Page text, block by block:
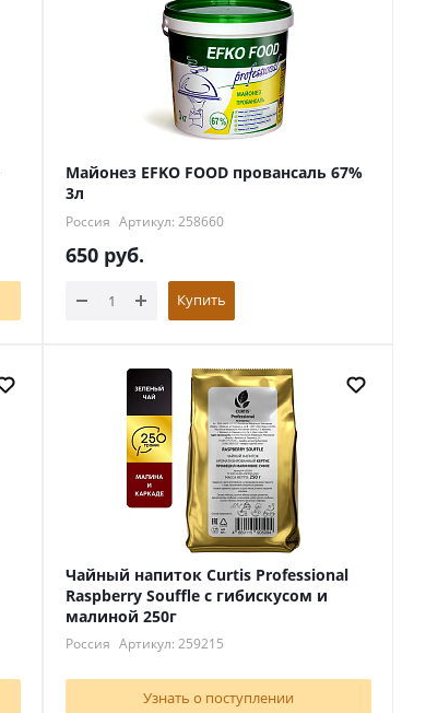
Майонез EFKO FOOD провансаль 67%
3л
Россия Артикул: 258660
650 руб.
Купить
Чайный напиток Curtis Professional
Raspberry Souffle c гибискусом и
малиной 250г
Россия Артикул: 259215
Узнать о поступлении